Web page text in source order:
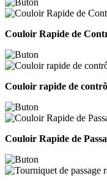
Couloir Rapide de
Couloir rapide de
Couloir Rapide de